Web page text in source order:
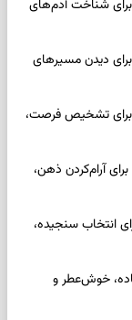
۱۴۰۵ | نشانه‌هایی برای شناخت آدم‌های
۱۴۰۵ | نشانه‌هایی برای دیدن مسیرهای
مرداد ۱۴۰۵ | نقش‌هایی برای تشخیص فرصت،
۱۴۰۵ | نشانه‌هایی برای آرام‌کردن ذهن،
۱۴۰۵ | نیت‌هایی برای انتخاب سنجیده،
خوش‌عطر و